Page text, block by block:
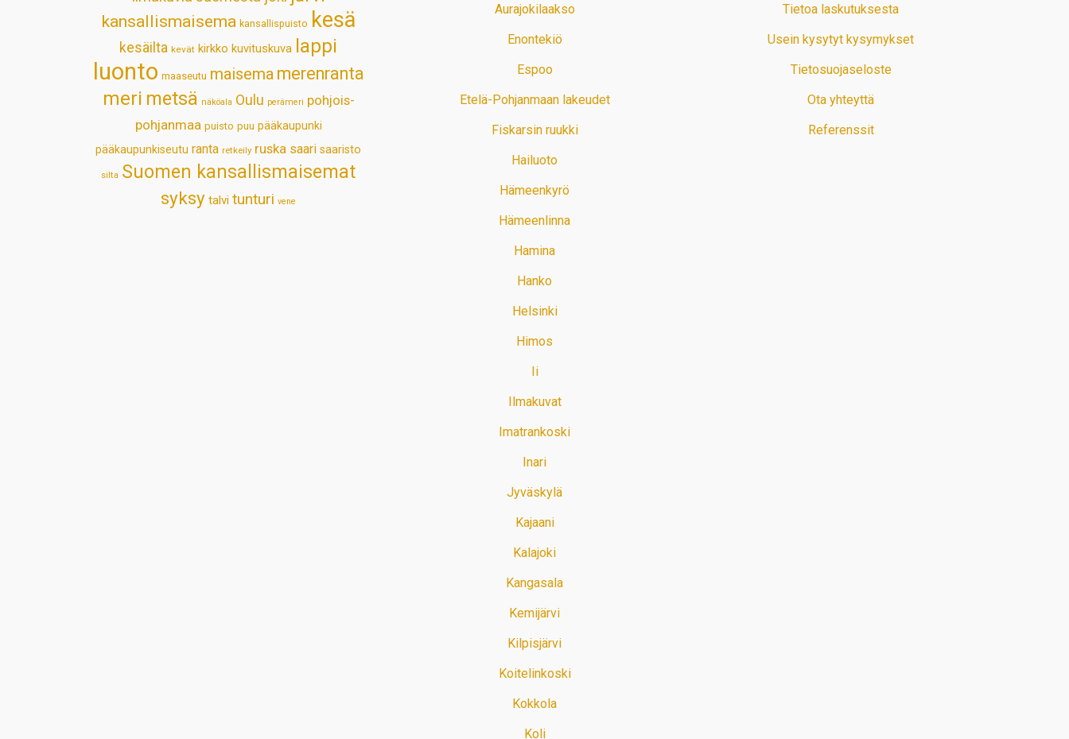
kansallismaisema kansallispuisto kesä
kesäilta kevät kirkko kuvituskuva lappi
luonto maaseutu maisema merenranta
meri metsä näköala Oulu perämeri pohjois-
pohjanmaa puisto puu pääkaupunki
pääkaupunkiseutu ranta retkeily ruska saari saaristo
silta Suomen kansallismaisemat
syksy talvi tunturi vene
Aurajokilaakso
Enontekiö
Espoo
Etelä-Pohjanmaan lakeudet
Fiskarsin ruukki
Hailuoto
Hämeenkyrö
Hämeenlinna
Hamina
Hanko
Helsinki
Himos
Ii
Ilmakuvat
Imatrankoski
Inari
Jyväskylä
Kajaani
Kalajoki
Kangasala
Kemijärvi
Kilpisjärvi
Koitelinkoski
Kokkola
Koli
Tietoa laskutuksesta
Usein kysytyt kysymykset
Tietosuojaseloste
Ota yhteyttä
Referenssit